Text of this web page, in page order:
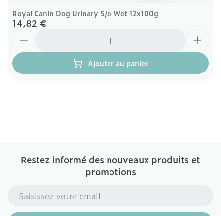
Royal Canin Dog Urinary S/o Wet 12x100g
14,82 €
Ajouter au panier
Restez informé des nouveaux produits et
promotions
Adresse mail